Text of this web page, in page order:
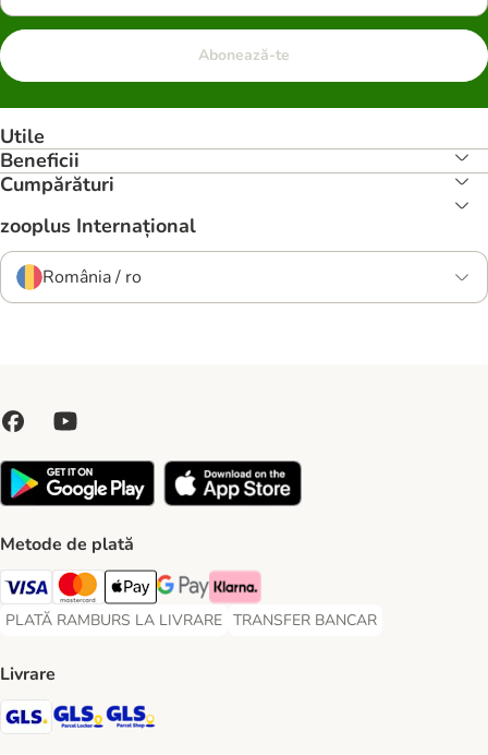
Abonează-te
Utile
Beneficii
Cumpărături
zooplus Internațional
România / ro
Metode de plată
Visa Payment Method
Master Card Payment Method
Apple Pay Payment Method
Google Pay Payment Method
Klarna Payment Method
PLATĂ RAMBURS LA LIVRARE
PLATĂ RAMBURS LA LIVRARE Payment Method
TRANSFER BANCAR
TRANSFER BANCAR Payment
Livrare
GLS Shipping Method
GLS Locker Shipping Method